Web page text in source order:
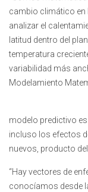
cambio climático en
analizar el
latitud dentro del
temperatura
variabilidad más
Modelamiento
modelo predictivo
incluso los efectos
nuevos, producto
“Hay vectores de
conocíamos desde